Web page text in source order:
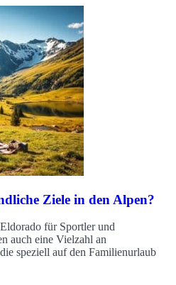
Ziele in den Alpen?
für Sportler und
auch eine Vielzahl an
speziell auf den Familienurlaub